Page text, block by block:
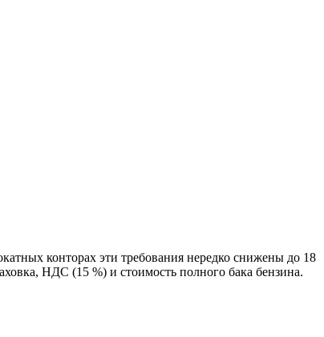
конторах эти требования нередко снижены до 18
НДС (15 %) и стоимость полного бака бензина.